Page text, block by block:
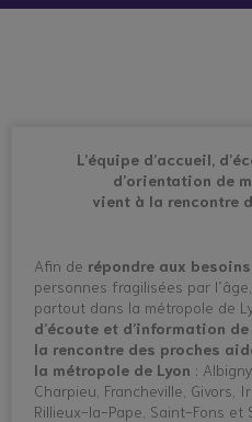
L’équipe d’accueil,
d’orientation de
vient à la rencontre
Afin de répondre aux
personnes fragilisées par
partout dans la métropole de
d’écoute et d’information
la rencontre des proches
la métropole de Lyon :
Charpieu, Francheville, Givors,
Rillieux-la-Pape, Saint-Fons et